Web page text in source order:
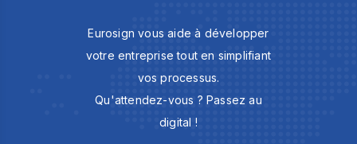
Eurosign vous aide à développer
votre entreprise tout en simplifiant
vos processus.
Qu'attendez-vous ? Passez au
digital !